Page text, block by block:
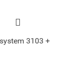
3103 +